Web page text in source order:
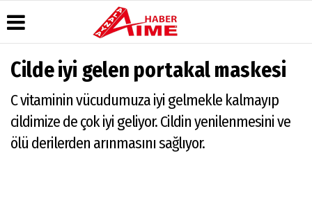
Üye Paneli
Haber
Arşivi
Dergi
Arşivi
Durumu
Gazete
Manşetleri
Anketler
Yazarları
Video
Galeri
Foto
TV
Moovit
Cilde iyi gelen portakal maskesi
C vitaminin vücudumuza iyi gelmekle kalmayıp
cildimize de çok iyi geliyor. Cildin yenilenmesini ve
ölü derilerden arınmasını sağlıyor.